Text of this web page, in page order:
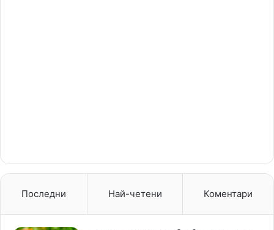
Последни Най-четени Коментари